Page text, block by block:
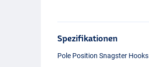
Spezifikationen
Pole Position Snagster Hooks